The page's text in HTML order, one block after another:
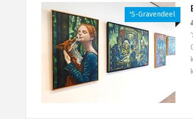
's-Gravendeel